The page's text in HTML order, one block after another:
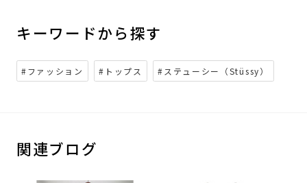
キーワードから探す
#ファッション #トップス #ステューシー（Stüssy）
関連ブログ